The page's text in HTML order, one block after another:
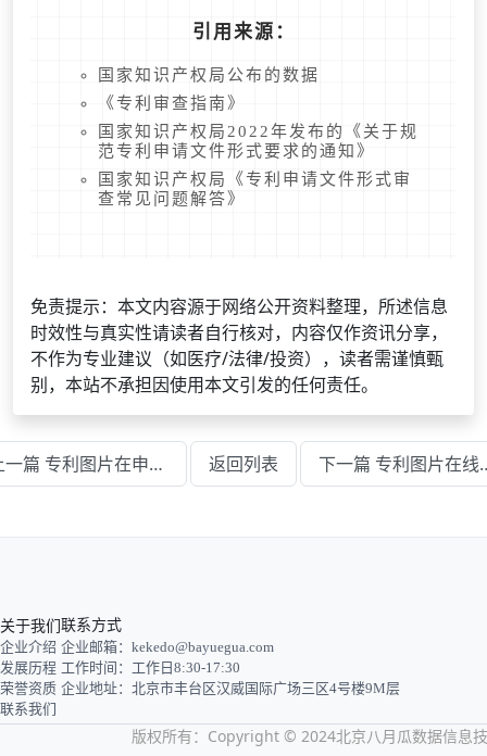
引用来源：
国家知识产权局公布的数据
《专利审查指南》
国家知识产权局2022年发布的《关于规
范专利申请文件形式要求的通知》
国家知识产权局《专利申请文件形式审
查常见问题解答》
免责提示：本文内容源于网络公开资料整理，所述信息
时效性与真实性请读者自行核对，内容仅作资讯分享，
不作为专业建议（如医疗/法律/投资），读者需谨慎甄
别，本站不承担因使用本文引发的任何责任。
上一篇 专利图片在申请文件中的作用 返回列表 下一篇 专
关于我们
企业介绍
发展历程
荣誉资质
联系我们
联系方式
企业邮箱：kekedo@bayuegua.com
工作时间：工作日8:30-17:30
企业地址：北京市丰台区汉威国际广场三区4号楼9M层
版权所有：Copyright © 2024北京八月瓜数据信息